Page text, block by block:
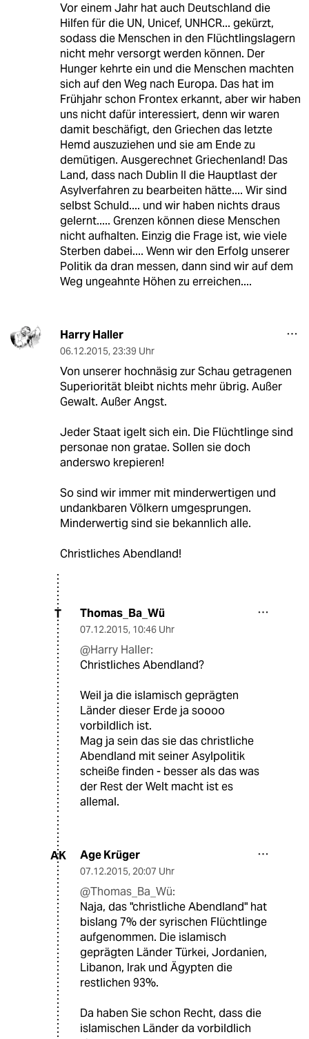
Vor einem Jahr hat auch Deutschland die
Hilfen für die UN, Unicef, UNHCR... gekürzt,
sodass die Menschen in den Flüchtlingslagern
nicht mehr versorgt werden können. Der
Hunger kehrte ein und die Menschen machten
sich auf den Weg nach Europa. Das hat im
Frühjahr schon Frontex erkannt, aber wir haben
uns nicht dafür interessiert, denn wir waren
damit beschäfigt, den Griechen das letzte
Hemd auszuziehen und sie am Ende zu
demütigen. Ausgerechnet Griechenland! Das
Land, dass nach Dublin II die Hauptlast der
Asylverfahren zu bearbeiten hätte.... Wir sind
selbst Schuld.... und wir haben nichts draus
gelernt..... Grenzen können diese Menschen
nicht aufhalten. Einzig die Frage ist, wie viele
Sterben dabei.... Wenn wir den Erfolg unserer
Politik da dran messen, dann sind wir auf dem
Weg ungeahnte Höhen zu erreichen....
Harry Haller
06.12.2015, 23:39 Uhr
Von unserer hochnäsig zur Schau getragenen
Superiorität bleibt nichts mehr übrig. Außer
Gewalt. Außer Angst.
Jeder Staat igelt sich ein. Die Flüchtlinge sind
personae non gratae. Sollen sie doch
anderswo krepieren!
So sind wir immer mit minderwertigen und
undankbaren Völkern umgesprungen.
Minderwertig sind sie bekannlich alle.
Christliches Abendland!
T Thomas_Ba_Wü
07.12.2015, 10:46 Uhr
@Harry Haller:
Christliches Abendland?
Weil ja die islamisch geprägten
Länder dieser Erde ja soooo
vorbildlich ist.
Mag ja sein das sie das christliche
Abendland mit seiner Asylpolitik
scheiße finden - besser als das was
der Rest der Welt macht ist es
allemal.
AK Age Krüger
07.12.2015, 20:07 Uhr
@Thomas_Ba_Wü:
Naja, das "christliche Abendland" hat
bislang 7% der syrischen Flüchtlinge
aufgenommen. Die islamisch
geprägten Länder Türkei, Jordanien,
Libanon, Irak und Ägypten die
restlichen 93%.
Da haben Sie schon Recht, dass die
islamischen Länder da vorbildlich